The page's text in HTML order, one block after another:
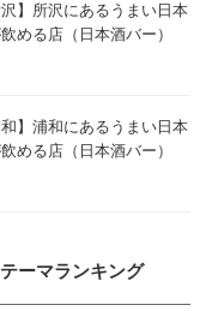
沢】所沢にあるうまい日本
める店（日本酒バー）
和】浦和にあるうまい日本
める店（日本酒バー）
ーマランキング